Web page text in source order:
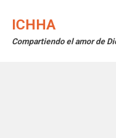
ICHHA
Compartiendo el amor de